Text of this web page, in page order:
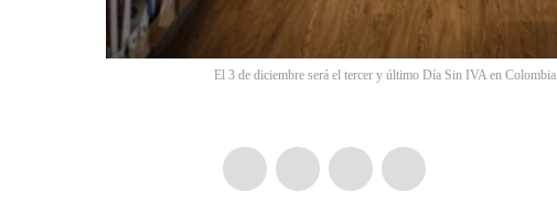
El 3 de diciembre será el tercer y último Día Sin IVA en